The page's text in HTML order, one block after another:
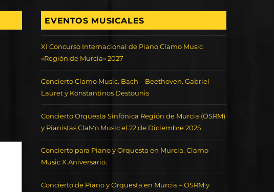
EVENTOS MUSICALES
XI Concurso Internacional de Piano Clamo Music
«Región de Murcia» 2027
Concierto Clamo Music. Bach – Beethoven. Gabriel
Lauret y Konstantinos Destounis
Concierto Orquesta Sinfónica Región de Murcia (ÖSRM)
y Pianistas ClaMo Music el 22 de Diciembre 2025
Concierto para Piano y Orquesta en Murcia. Clamo
Music X Aniversario.
Concierto de Piano y Orquesta en Murcia – OSRM y